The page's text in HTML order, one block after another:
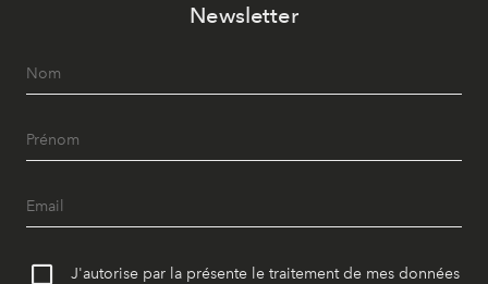
Newsletter
J'autorise par la présente le traitement de mes données